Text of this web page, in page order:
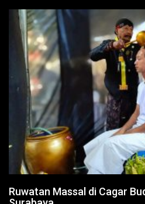
Ruwatan Massal di Cagar